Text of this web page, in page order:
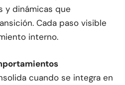
y dinámicas que
Cada paso visible
interno.
cuando se integra en